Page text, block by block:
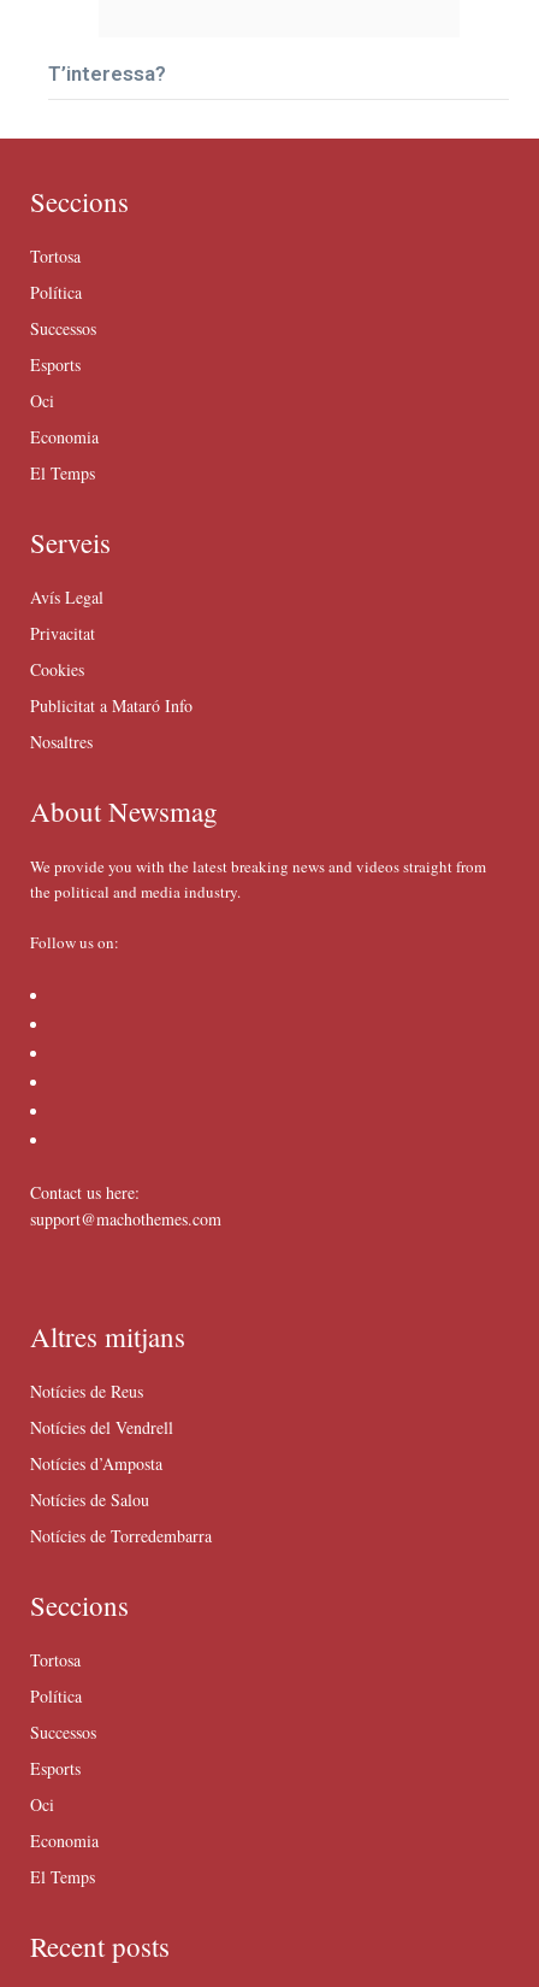
T’interessa?
Seccions
Tortosa
Política
Successos
Esports
Oci
Economia
El Temps
Serveis
Avís Legal
Privacitat
Cookies
Publicitat a Mataró Info
Nosaltres
About Newsmag
We provide you with the latest breaking news and videos straight from
the political and media industry.
Follow us on:
Contact us here:
support@machothemes.com
Altres mitjans
Notícies de Reus
Notícies del Vendrell
Notícies d’Amposta
Notícies de Salou
Notícies de Torredembarra
Seccions
Tortosa
Política
Successos
Esports
Oci
Economia
El Temps
Recent posts